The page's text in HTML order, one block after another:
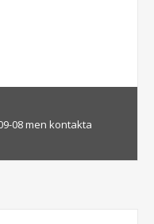
08 men kontakta